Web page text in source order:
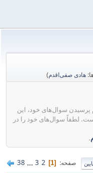
هادی صفی‌اقدم)
پرسیدن سوال‌های خود، این
لطفاً سوال‌های خود را در
.
پایین صفحه 1
2
3
...
38